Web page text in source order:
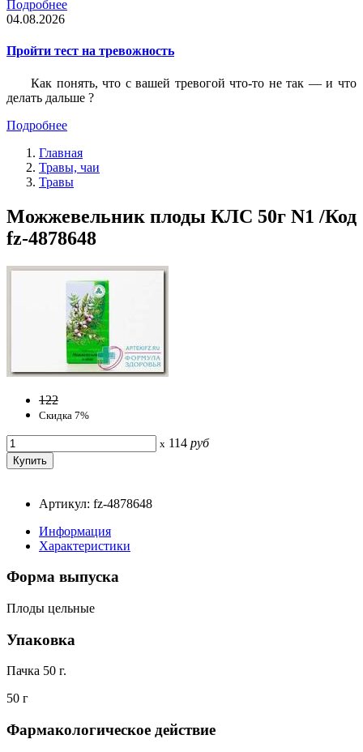
Подробнее
04.08.2026
Пройти тест на тревожность
Как понять, что с вашей тревогой что-то не так — и что
делать дальше ?
Подробнее
Главная
Травы, чаи
Травы
Можжевельник плоды КЛС 50г N1 /Код
fz-4878648
122
Скидка 7%
x 114 руб
Артикул: fz-4878648
Информация
Характеристики
Форма выпуска
Плоды цельные
Упаковка
Пачка 50 г.
50 г
Фармакологическое действие